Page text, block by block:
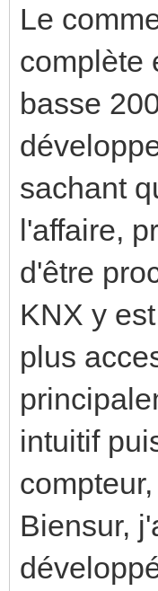
Le
complète
basse
sachant
l'affaire,
d'être
KNX y
plus
intuitif
Biensur,